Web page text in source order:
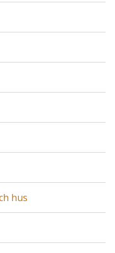
hus